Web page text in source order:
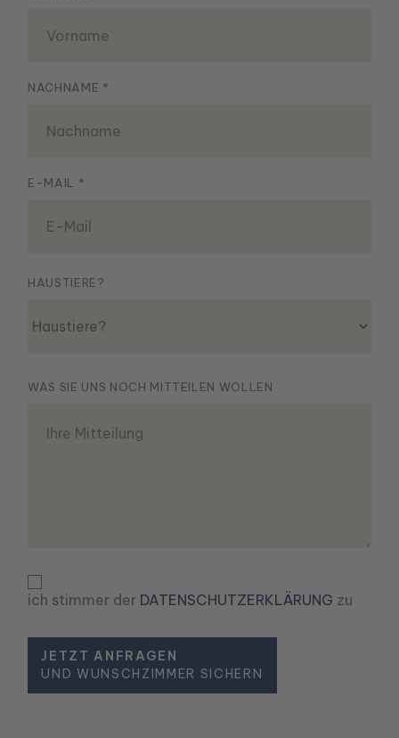
NACHNAME *
E-MAIL *
HAUSTIERE?
Haustiere?
WAS SIE UNS NOCH MITTEILEN WOLLEN
ich stimmer der DATENSCHUTZERKLÄRUNG zu
JETZT ANFRAGEN
UND WUNSCHZIMMER SICHERN